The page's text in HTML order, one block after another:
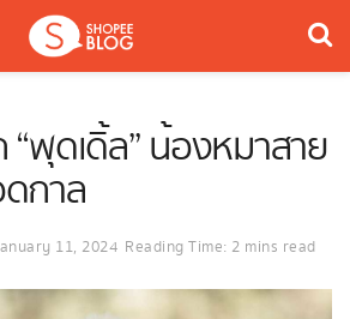
พุดเดิ้ล” น้องหมาสาย
กาล
11, 2024 Reading Time: 2 mins read